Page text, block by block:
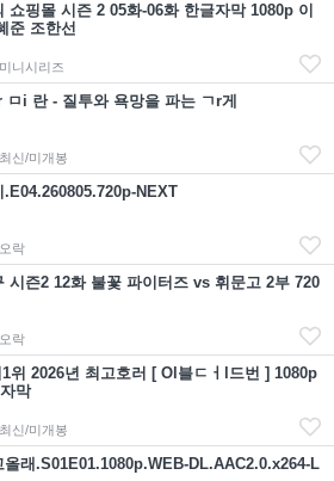
쇼핑몰 시즌 2 05화-06화 한글자막 1080p 이
준 조한선
니시리즈
ㅁi 란 - 질투와 욕망을 파는 ㄱr게
신/미개봉
.E04.260805.720p-NEXT
락
시즌2 12화 불꽃 파이터즈 vs 휘문고 2부 720
락
위 2026년 최고호러 [ Ol블ㄷㅓl드번 ] 1080p
막
신/미개봉
올래.S01E01.1080p.WEB-DL.AAC2.0.x264-L